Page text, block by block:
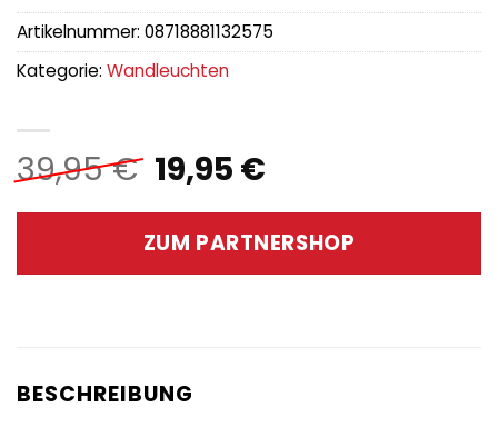
39,95€ Ursprünglicher
Preis
war:
39,95 €
19,95 €Aktueller
ist:
19,95 €.
ZUM PARTNERSHOP
Artikelnummer: 08718881132575
Kategorie: Wandleuchten
BESCHREIBUNG